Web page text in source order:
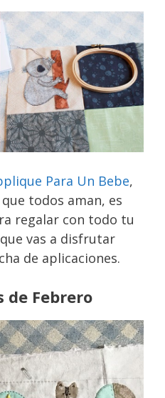
Para Un Bebe,
todos aman, es
regalar con todo tu
vas a disfrutar
de aplicaciones.
de Febrero